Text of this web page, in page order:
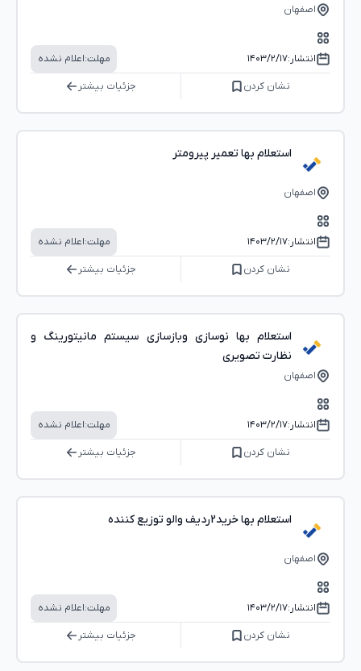
اصفهان
انتشار:۱۴۰۳/۲/۱۷ مهلت:اعلام نشده
نشان کردن جزئیات بیشتر
استعلام بها تعمیر پیرومتر
اصفهان
انتشار:۱۴۰۳/۲/۱۷ مهلت:اعلام نشده
نشان کردن جزئیات بیشتر
استعلام بها نوسازی وبازسازی سیستم مانیتورینگ و
نظارت تصویری
اصفهان
انتشار:۱۴۰۳/۲/۱۷ مهلت:اعلام نشده
نشان کردن جزئیات بیشتر
استعلام بها خرید2ردیف والو توزیع کننده
اصفهان
انتشار:۱۴۰۳/۲/۱۷ مهلت:اعلام نشده
نشان کردن جزئیات بیشتر